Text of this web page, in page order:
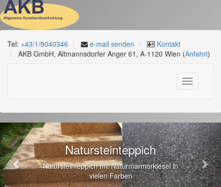
Tel: +43/1/8040346 e-mail senden
Kontakt
AKB GmbH, Altmannsdorfer Anger 61, A-1120 Wien (Anfahrt)
Toggle
navigation
Natursteinteppich
Natursteinteppich mit Naturmarmorkiesel in
vielen Farben
Previous